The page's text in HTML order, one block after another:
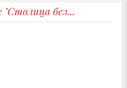
"Столица без...